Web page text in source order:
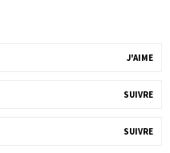
J'AIME
SUIVRE
SUIVRE